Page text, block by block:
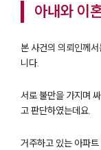
아내와 이
본 사건의 의뢰인께
니다.
서로 불만을 가지며
고 판단하였는데요.
거주하고 있는 아파